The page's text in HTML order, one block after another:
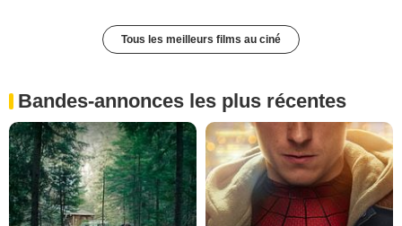
Tous les meilleurs films au ciné
Bandes-annonces les plus récentes